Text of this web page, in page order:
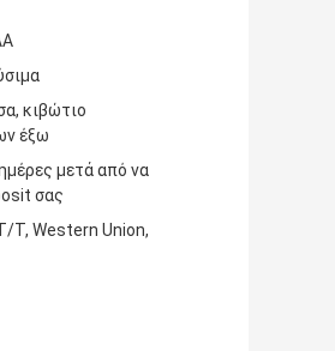
κιβώτιο
έξω
μετά από να
σας
T, Western Union,